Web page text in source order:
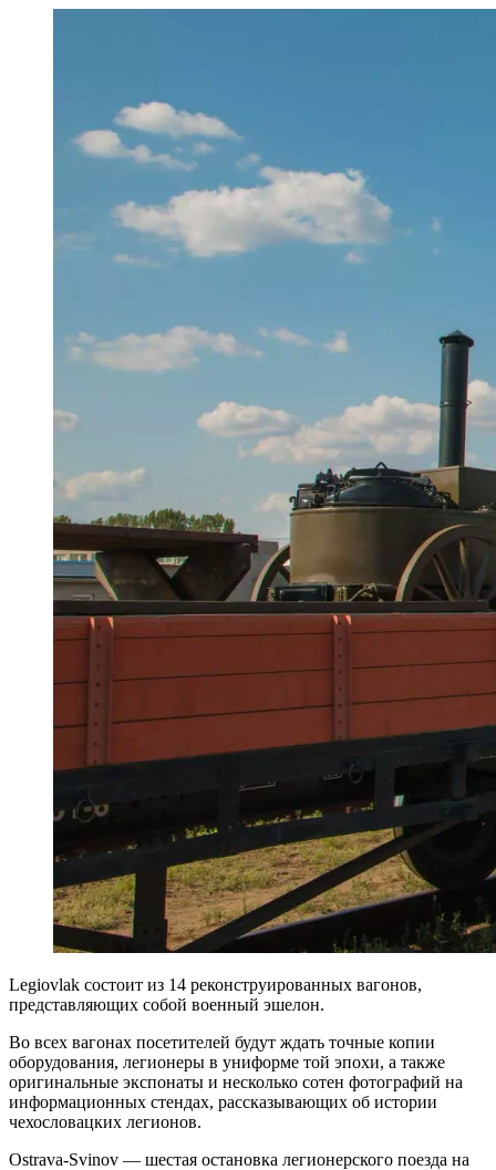
Legiovlak состоит из 14 реконструированных вагонов,
представляющих собой военный эшелон.
Во всех вагонах посетителей будут ждать точные копии
оборудования, легионеры в униформе той эпохи, а также
оригинальные экспонаты и несколько сотен фотографий на
информационных стендах, рассказывающих об истории
чехословацких легионов.
Ostrava-Svinov — шестая остановка легионерского поезда на